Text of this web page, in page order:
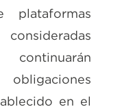
continuarán
en el